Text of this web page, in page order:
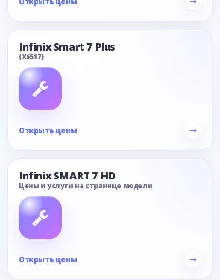
Infinix Smart 7 Plus
(X6517)
Открыть цены
Infinix SMART 7 HD
Цены и услуги на странице модели
Открыть цены